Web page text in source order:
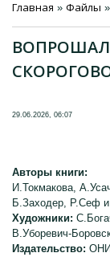
Главная » Файлы »
29.06.2026, 06:07
Авторы книги:
И.Токмакова,
Б.Заходер, Р.Сеф
Художники:
В.Уборевич-
Издательство: